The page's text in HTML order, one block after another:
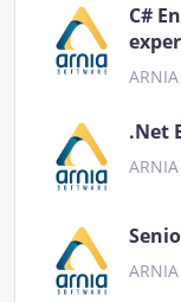
C#
ARNIA
.Net
ARNIA
ARNIA